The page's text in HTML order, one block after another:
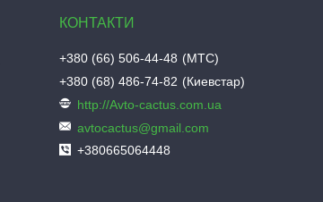
+380 (66) 506-44-48
МТС
+380 (68) 486-74-82
Киевстар
http://Avto-cactus.com.ua
avtocactus@gmail.com
+380665064448